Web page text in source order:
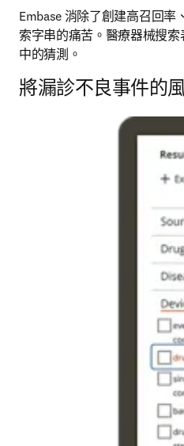
Embase 消除了創建高召回率
索字串的痛苦。醫療器械搜
中的猜測。
將漏診不良事件的